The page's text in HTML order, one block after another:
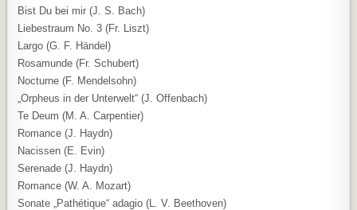
Bist Du bei mir (J. S. Bach)
Liebestraum No. 3 (Fr. Liszt)
Largo (G. F. Händel)
Rosamunde (Fr. Schubert)
Nocturne (F. Mendelsohn)
„Orpheus in der Unterwelt“ (J. Offenbach)
Te Deum (M. A. Carpentier)
Romance (J. Haydn)
Nacissen (E. Evin)
Serenade (J. Haydn)
Romance (W. A. Mozart)
Sonate „Pathétique“ adagio (L. V. Beethoven)